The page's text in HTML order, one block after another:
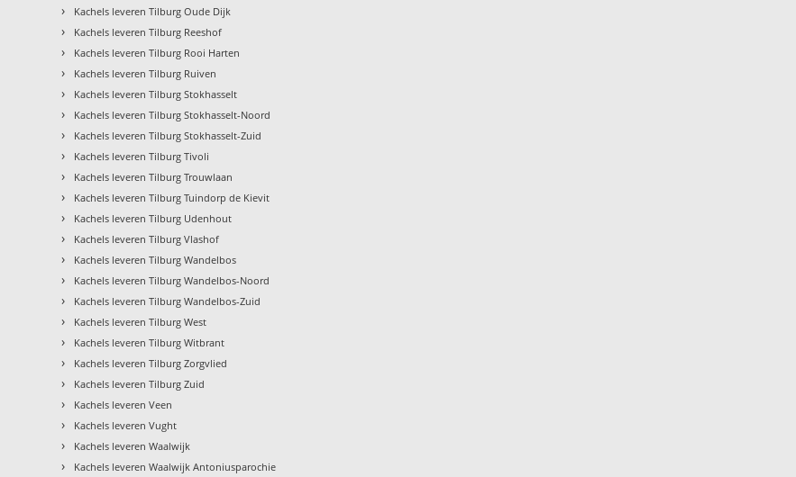
› Kachels leveren Tilburg Oude Dijk
› Kachels leveren Tilburg Reeshof
› Kachels leveren Tilburg Rooi Harten
› Kachels leveren Tilburg Ruiven
› Kachels leveren Tilburg Stokhasselt
› Kachels leveren Tilburg Stokhasselt-Noord
› Kachels leveren Tilburg Stokhasselt-Zuid
› Kachels leveren Tilburg Tivoli
› Kachels leveren Tilburg Trouwlaan
› Kachels leveren Tilburg Tuindorp de Kievit
› Kachels leveren Tilburg Udenhout
› Kachels leveren Tilburg Vlashof
› Kachels leveren Tilburg Wandelbos
› Kachels leveren Tilburg Wandelbos-Noord
› Kachels leveren Tilburg Wandelbos-Zuid
› Kachels leveren Tilburg West
› Kachels leveren Tilburg Witbrant
› Kachels leveren Tilburg Zorgvlied
› Kachels leveren Tilburg Zuid
› Kachels leveren Veen
› Kachels leveren Vught
› Kachels leveren Waalwijk
› Kachels leveren Waalwijk Antoniusparochie